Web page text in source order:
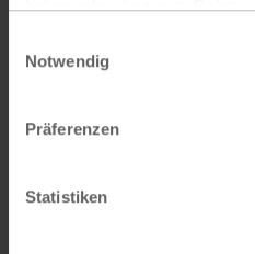
haben oder die sie im
Datenschutz
Notwendig
Präferenzen
Statistiken